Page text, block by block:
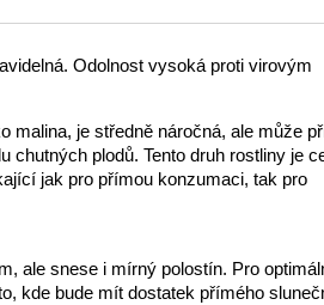
Odolnost vysoká proti virovým
malina, je středně náročná, ale může
chutných plodů. Tento druh rostliny je
jak pro přímou konzumaci, tak pro
ale snese i mírný polostín. Pro
kde bude mít dostatek přímého